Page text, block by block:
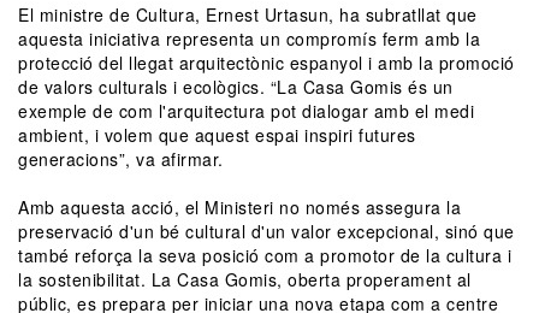
El ministre de Cultura, Ernest Urtasun, ha subratllat que
aquesta iniciativa representa un compromís ferm amb la
protecció del llegat arquitectònic espanyol i amb la promoció
de valors culturals i ecològics. “La Casa Gomis és un
exemple de com l'arquitectura pot dialogar amb el medi
ambient, i volem que aquest espai inspiri futures
generacions”, va afirmar.
Amb aquesta acció, el Ministeri no només assegura la
preservació d'un bé cultural d'un valor excepcional, sinó que
també reforça la seva posició com a promotor de la cultura i
la sostenibilitat. La Casa Gomis, oberta properament al
públic, es prepara per iniciar una nova etapa com a centre